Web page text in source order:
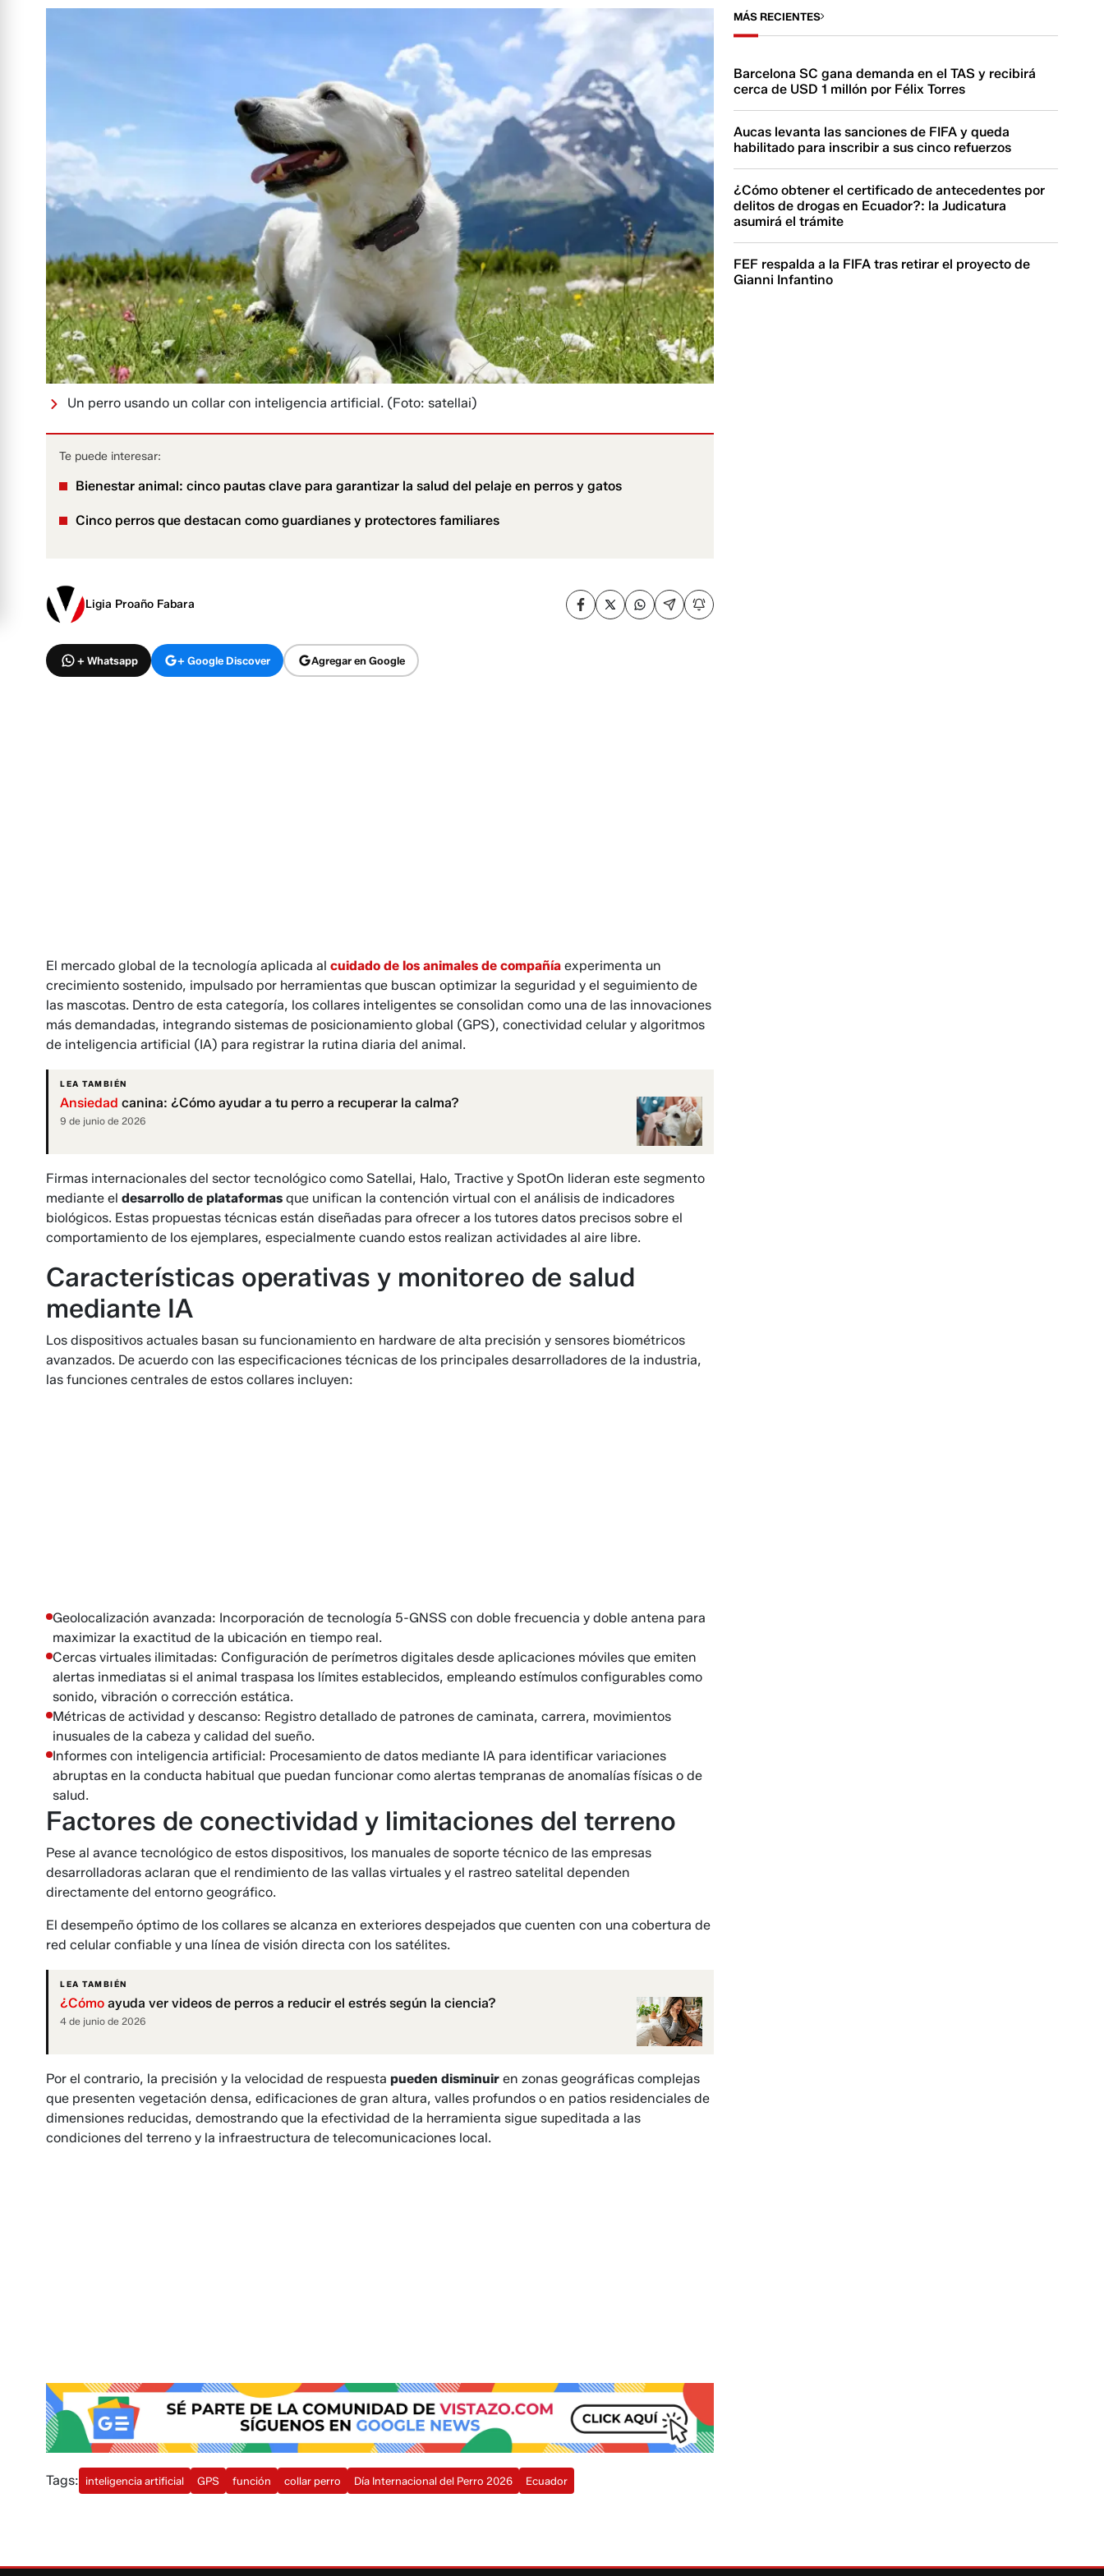
Un perro usando un collar con inteligencia artificial. (Foto: satellai)
Te puede interesar:
Bienestar animal: cinco pautas clave para garantizar la salud del pelaje en perros y gatos
Cinco perros que destacan como guardianes y protectores familiares
Ligia Proaño Fabara
+ Whatsapp + Google Discover Agregar en Google
El mercado global de la tecnología aplicada al cuidado de los animales de compañía experimenta un
crecimiento sostenido, impulsado por herramientas que buscan optimizar la seguridad y el seguimiento de
las mascotas. Dentro de esta categoría, los collares inteligentes se consolidan como una de las innovaciones
más demandadas, integrando sistemas de posicionamiento global (GPS), conectividad celular y algoritmos
de inteligencia artificial (IA) para registrar la rutina diaria del animal.
LEA TAMBIÉN
Ansiedad canina: ¿Cómo ayudar a tu perro a recuperar la calma?
9 de junio de 2026
Firmas internacionales del sector tecnológico como Satellai, Halo, Tractive y SpotOn lideran este segmento
mediante el desarrollo de plataformas que unifican la contención virtual con el análisis de indicadores
biológicos. Estas propuestas técnicas están diseñadas para ofrecer a los tutores datos precisos sobre el
comportamiento de los ejemplares, especialmente cuando estos realizan actividades al aire libre.
Características operativas y monitoreo de salud
mediante IA
Los dispositivos actuales basan su funcionamiento en hardware de alta precisión y sensores biométricos
avanzados. De acuerdo con las especificaciones técnicas de los principales desarrolladores de la industria,
las funciones centrales de estos collares incluyen:
Geolocalización avanzada: Incorporación de tecnología 5-GNSS con doble frecuencia y doble antena para
maximizar la exactitud de la ubicación en tiempo real.
Cercas virtuales ilimitadas: Configuración de perímetros digitales desde aplicaciones móviles que emiten
alertas inmediatas si el animal traspasa los límites establecidos, empleando estímulos configurables como
sonido, vibración o corrección estática.
Métricas de actividad y descanso: Registro detallado de patrones de caminata, carrera, movimientos
inusuales de la cabeza y calidad del sueño.
Informes con inteligencia artificial: Procesamiento de datos mediante IA para identificar variaciones
abruptas en la conducta habitual que puedan funcionar como alertas tempranas de anomalías físicas o de
salud.
Factores de conectividad y limitaciones del terreno
Pese al avance tecnológico de estos dispositivos, los manuales de soporte técnico de las empresas
desarrolladoras aclaran que el rendimiento de las vallas virtuales y el rastreo satelital dependen
directamente del entorno geográfico.
El desempeño óptimo de los collares se alcanza en exteriores despejados que cuenten con una cobertura de
red celular confiable y una línea de visión directa con los satélites.
LEA TAMBIÉN
¿Cómo ayuda ver videos de perros a reducir el estrés según la ciencia?
4 de junio de 2026
Por el contrario, la precisión y la velocidad de respuesta pueden disminuir en zonas geográficas complejas
que presenten vegetación densa, edificaciones de gran altura, valles profundos o en patios residenciales de
dimensiones reducidas, demostrando que la efectividad de la herramienta sigue supeditada a las
condiciones del terreno y la infraestructura de telecomunicaciones local.
Tags: inteligencia artificial GPS función collar perro Día Internacional del Perro 2026 Ecuador
MÁS RECIENTES
Barcelona SC gana demanda en el TAS y recibirá
cerca de USD 1 millón por Félix Torres
Aucas levanta las sanciones de FIFA y queda
habilitado para inscribir a sus cinco refuerzos
¿Cómo obtener el certificado de antecedentes por
delitos de drogas en Ecuador?: la Judicatura
asumirá el trámite
FEF respalda a la FIFA tras retirar el proyecto de
Gianni Infantino